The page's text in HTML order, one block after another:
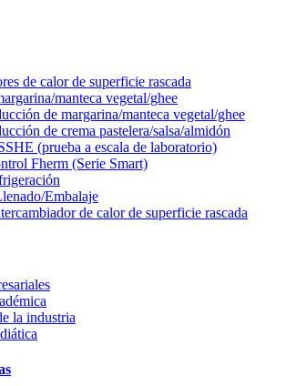
de calor de superficie rascada
manteca vegetal/ghee
de margarina/manteca vegetal/ghee
de crema pastelera/salsa/almidón
(prueba a escala de laboratorio)
Fherm (Serie Smart)
Embalaje
de calor de superficie rascada
la industria